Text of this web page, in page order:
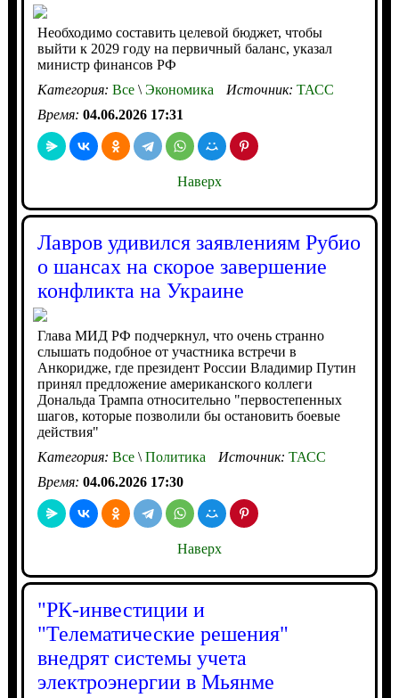
Необходимо составить целевой бюджет, чтобы
выйти к 2029 году на первичный баланс, указал
министр финансов РФ
Категория: Все\Экономика Источник: ТАСС
Время: 04.06.2026 17:31
Наверх
Лавров удивился заявлениям Рубио
о шансах на скорое завершение
конфликта на Украине
Глава МИД РФ подчеркнул, что очень странно
слышать подобное от участника встречи в
Анкоридже, где президент России Владимир Путин
принял предложение американского коллеги
Дональда Трампа относительно "первостепенных
шагов, которые позволили бы остановить боевые
действия"
Категория: Все\Политика Источник: ТАСС
Время: 04.06.2026 17:30
Наверх
"РК-инвестиции и
"Телематические решения"
внедрят системы учета
электроэнергии в Мьянме